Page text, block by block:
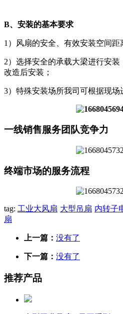
B、安装的基本要求
1）风扇的安全、有效安装空间距
2）选择安全的承载大梁进行安
改造后安装；
3）特殊安装场所我司可根据现场
一线销售服务团队竞争力
终端市场的服务流程
tag: 工业大风扇 大型吊扇 内转子
扇
上一篇： 没有了
下一篇： 没有了
推荐产品